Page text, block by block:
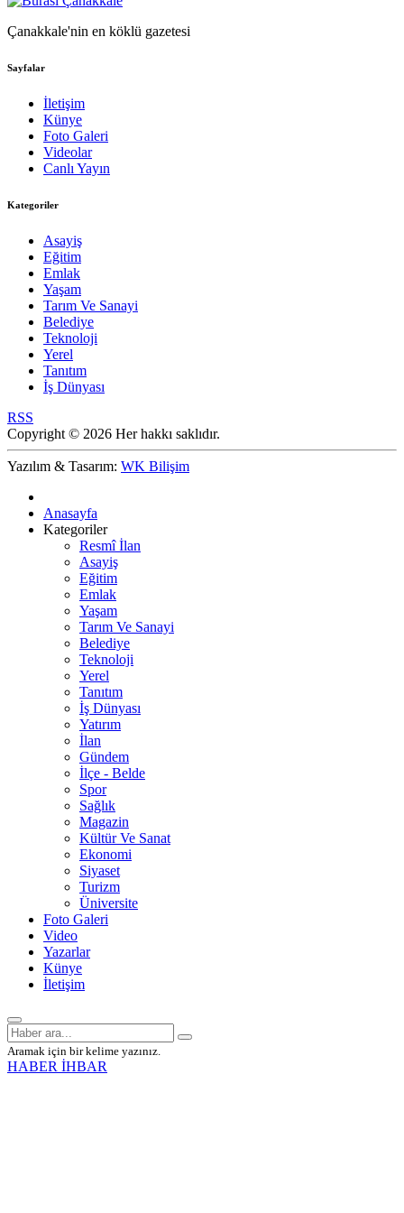
Çanakkale'nin en köklü gazetesi
Sayfalar
İletişim
Künye
Foto Galeri
Videolar
Canlı Yayın
Kategoriler
Asayiş
Eğitim
Emlak
Yaşam
Tarım Ve Sanayi
Belediye
Teknoloji
Yerel
Tanıtım
İş Dünyası
RSS
Copyright © 2026 Her hakkı saklıdır.
Yazılım & Tasarım: WK Bilişim
Anasayfa
Kategoriler
Resmî İlan
Asayiş
Eğitim
Emlak
Yaşam
Tarım Ve Sanayi
Belediye
Teknoloji
Yerel
Tanıtım
İş Dünyası
Yatırım
İlan
Gündem
İlçe - Belde
Spor
Sağlık
Magazin
Kültür Ve Sanat
Ekonomi
Siyaset
Turizm
Üniversite
Foto Galeri
Video
Yazarlar
Künye
İletişim
Aramak için bir kelime yazınız.
HABER İHBAR